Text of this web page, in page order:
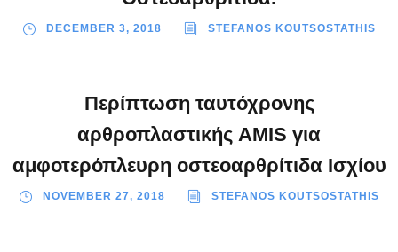
DECEMBER 3, 2018 STEFANOS KOUTSOSTATHIS
Περίπτωση ταυτόχρονης
αρθροπλαστικής AMIS για
αμφοτερόπλευρη οστεοαρθρίτιδα Ισχίου
NOVEMBER 27, 2018 STEFANOS KOUTSOSTATHIS